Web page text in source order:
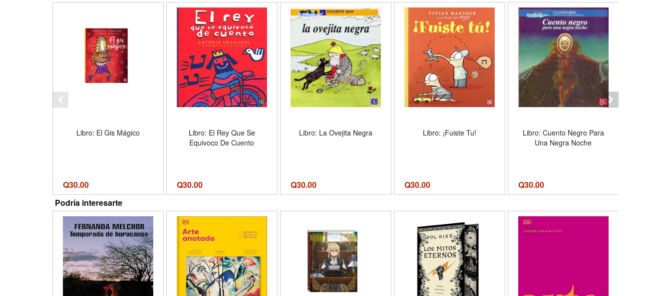
Libro: El Gis Mágico
Q30.00
Libro: El Rey Que Se
Equivoco De Cuento
Q30.00
Libro: La Ovejita Negra
Q30.00
Libro: ¡Fuiste Tu!
Q30.00
Libro: Cuento Negro Para
Una Negra Noche
Q30.00
Podría interesarte